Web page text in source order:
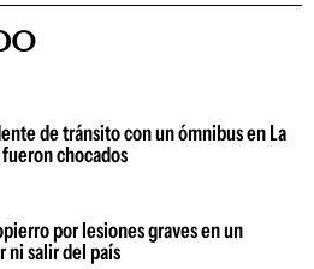
de tránsito con un ómnibus en La
chocados
por lesiones graves en un
ni salir del país